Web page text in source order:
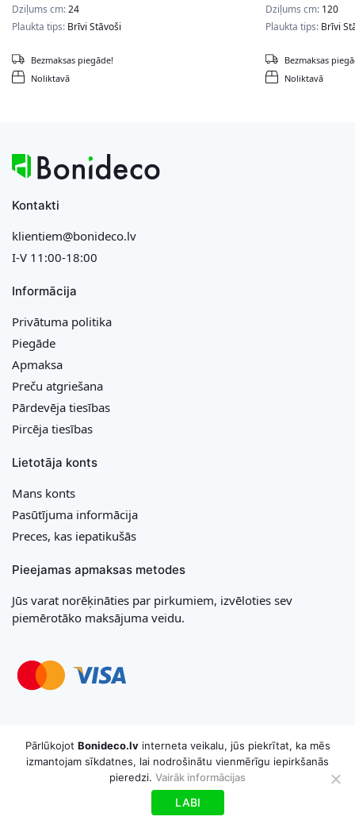
Uz grozu
Dziļums cm:24
Plaukta tips: Brīvi Stāvoši
Noliktavā
Bezmaksas piegāde!
Dziļums cm: 120
Plaukta tips: Brīvi
Noliktavā
Bezmaksas
Kontakti
klientiem@bonideco.lv
I-V 11:00-18:00
Informācija
Privātuma politika
Piegāde
Apmaksa
Preču atgriešana
Pārdevēja tiesības
Pircēja tiesības
Lietotāja konts
Mans konts
Pasūtījuma informācija
Preces, kas iepatikušās
Pieejamas apmaksas metodes
Jūs varat norēķināties par pirkumiem, izvēloties sev
piemērotāko maksājuma veidu.
Pārlūkojot Bonideco.lvinterneta veikalu, jūs piekrītat, ka mēs
izmantojam sīkdatnes, lai nodrošinātu vienmērīgu iepirkšanās
pieredzi. Vairāk informācijas
LABI